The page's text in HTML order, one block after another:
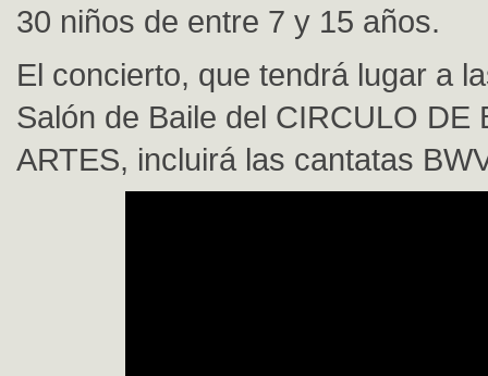
30 niños de entre 7 y 15 años.
El concierto, que tendrá lugar a
Salón de Baile del CIRCULO DE
ARTES, incluirá las cantatas